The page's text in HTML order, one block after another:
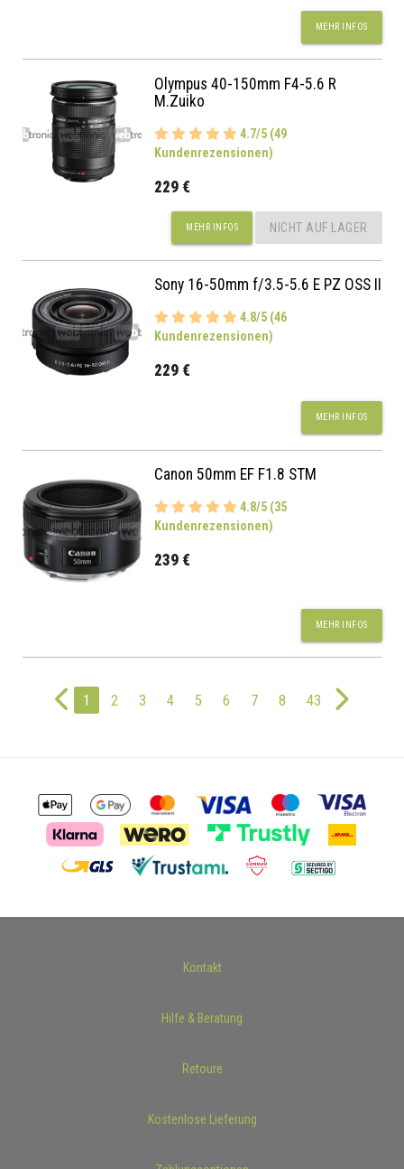
MEHR INFOS
Olympus 40-150mm F4-5.6 R
M.Zuiko
4.7/5 (49
Kundenrezensionen)
229 €
MEHR INFOS NICHT AUF LAGER
Sony 16-50mm f/3.5-5.6 E PZ OSS II
4.8/5 (46
Kundenrezensionen)
229 €
MEHR INFOS
Canon 50mm EF F1.8 STM
4.8/5 (35
Kundenrezensionen)
239 €
MEHR INFOS
1 2 3 4 5 6 7 8 43
Kontakt
Hilfe & Beratung
Retoure
Kostenlose Lieferung